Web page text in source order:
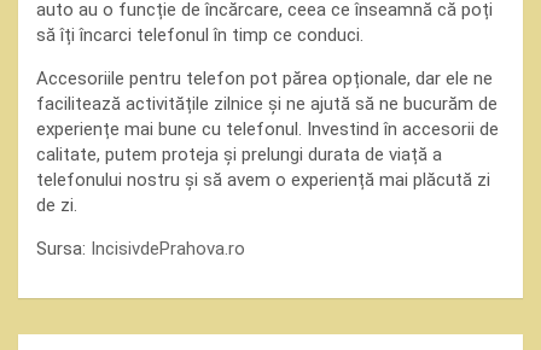
auto au o funcție de încărcare, ceea ce înseamnă că poți
să îți încarci telefonul în timp ce conduci.
Accesoriile pentru telefon pot părea opționale, dar ele ne
facilitează activitățile zilnice și ne ajută să ne bucurăm de
experiențe mai bune cu telefonul. Investind în accesorii de
calitate, putem proteja și prelungi durata de viață a
telefonului nostru și să avem o experiență mai plăcută zi
de zi.
Sursa: IncisivdePrahova.ro